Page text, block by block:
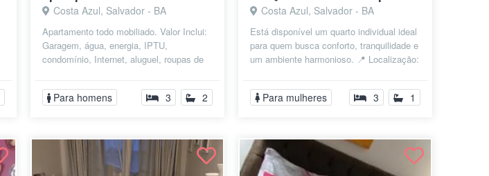
Costa Azul, Salvador - BA
Apartamento todo mobiliado. Valor Inclui:
Garagem, água, energia, IPTU,
condomínio, Internet, aluguel, roupas de
Para homens 3 2
Costa Azul, Salvador - BA
Está disponível um quarto individual ideal
para quem busca conforto, tranquilidade e
um ambiente harmonioso. 📍 Localização:
Para mulheres 3 1